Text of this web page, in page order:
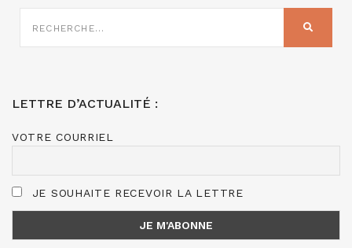
RECHERCHE
SUR
LETTRE D’ACTUALITÉ :
VOTRE COURRIEL
JE SOUHAITE RECEVOIR LA LETTRE